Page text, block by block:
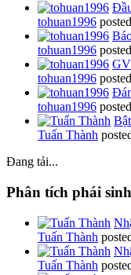
tohuan1996 posted
tohuan1996 posted
tohuan1996 posted
tohuan1996 posted
Tuấn Thành
Đang tải...
Phân tích phái
Tuấn Thành
Tuấn Thành